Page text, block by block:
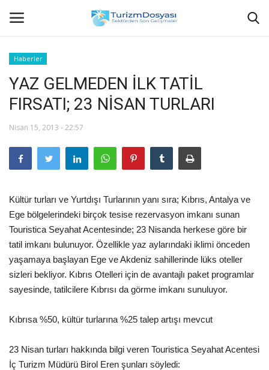
Anasayfa
Bize Ulaşın
Halil ÖNCÜ kimdir?
KVKK Aydınlatma Metni
Haberler
Görüntülü
Araştırma - İnceleme
Lezzet Durakları
Röportajlar
Haberler
YAZ GELMEDEN İLK TATİL
FIRSATI; 23 NİSAN TURLARI
Nisan 15, 2013 - 22:57
Kültür turları ve Yurtdışı Turlarının yanı sıra; Kıbrıs, Antalya ve
Ege bölgelerindeki birçok tesise rezervasyon imkanı sunan
Touristica Seyahat Acentesinde; 23 Nisanda herkese göre bir
tatil imkanı bulunuyor. Özellikle yaz aylarındaki iklimi önceden
yaşamaya başlayan Ege ve Akdeniz sahillerinde lüks oteller
sizleri bekliyor. Kıbrıs Otelleri için de avantajlı paket programlar
sayesinde, tatilcilere Kıbrısı da görme imkanı sunuluyor.
Kıbrısa %50, kültür turlarına %25 talep artışı mevcut
23 Nisan turları hakkında bilgi veren Touristica Seyahat Acentesi
İç Turizm Müdürü Birol Eren şunları söyledi: